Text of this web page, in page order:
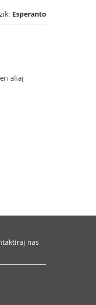
Esperanto
aliaj
nas